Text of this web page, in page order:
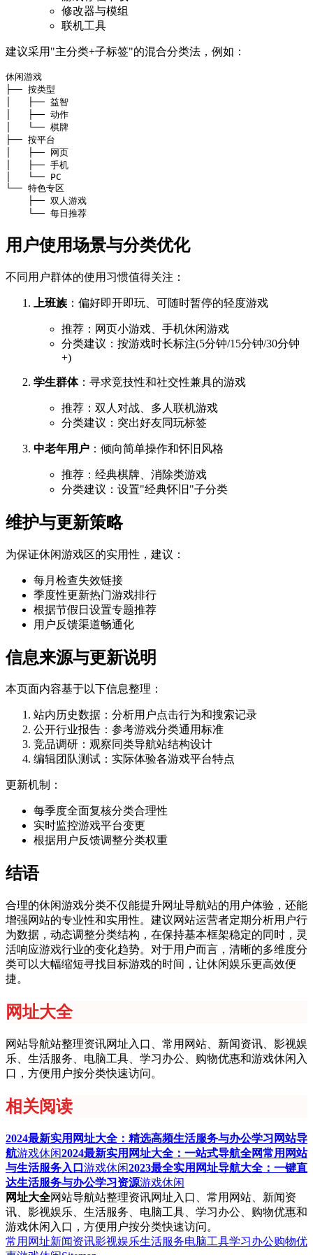
修改器与模组
联机工具
建议采用"主分类+子标签"的混合分类法，例如：
休闲游戏
├── 按类型
│   ├── 益智
│   ├── 动作
│   └── 棋牌
├── 按平台
│   ├── 网页
│   ├── 手机
│   └── PC
└── 特色专区
    ├── 双人游戏
用户使用场景与分类优化
不同用户群体的使用习惯值得关注：
上班族 ：偏好即开即玩、可随时暂停的轻度游戏
推荐：网页小游戏、手机休闲游戏
分类建议：按游戏时长标注(5分钟/15分钟/30分钟
+)
学生群体：寻求竞技性和社交性兼具的游戏
推荐：双人对战、多人联机游戏
分类建议：突出好友同玩标签
中老年用户 ：倾向简单操作和怀旧风格
推荐：经典棋牌、消除类游戏
分类建议：设置"经典怀旧"子分类
维护与更新策略
为保证休闲游戏区的实用性，建议：
每月检查失效链接
季度性更新热门游戏排行
根据节假日设置专题推荐
用户反馈渠道畅通化
信息来源与更新说明
本页面内容基于以下信息整理：
站内历史数据：分析用户点击行为和搜索记录
公开行业报告：参考游戏分类通用标准
竞品调研：观察同类导航站结构设计
编辑团队测试：实际体验各游戏平台特点
更新机制：
每季度全面复核分类合理性
实时监控游戏平台变更
根据用户反馈调整分类权重
结语
合理的休闲游戏分类不仅能提升网址导航站的用户体验，还能
增强网站的专业性和实用性。建议网站运营者定期分析用户行
为数据，动态调整分类结构，在保持基本框架稳定的同时，灵
活响应游戏行业的变化趋势。对于用户而言，清晰的多维度分
类可以大幅缩短寻找目标游戏的时间，让休闲娱乐更高效便
捷。
网址大全
网站导航站整理资讯网址入口、常用网站、新闻资讯、影视娱
乐、生活服务、电脑工具、学习办公、购物优惠和游戏休闲入
口，方便用户按分类快速访问。
相关阅读
2024最新实用网址大全：精选高频生活服务与办公学习网站导
航游戏休闲2024最新实用网址大全：一站式导航全网常用网站
与生活服务入口 游戏休闲2023最全实用网址导航大全：一键直
达生活服务与办公学习资源游戏休闲
网址大全网站导航站整理资讯网址入口、常用网站、新闻资
讯、影视娱乐、生活服务、电脑工具、学习办公、购物优惠和
游戏休闲入口，方便用户按分类快速访问。
常用网址新闻资讯影视娱乐生活服务电脑工具学习办公购物优